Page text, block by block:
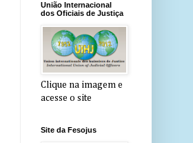
União Internacional
dos Oficiais de Justiça
Clique na imagem e
acesse o site
Site da Fesojus